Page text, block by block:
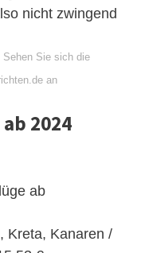
nicht zwingend
Sehen Sie sich die
an
2024
ab
Kreta, Kanaren /